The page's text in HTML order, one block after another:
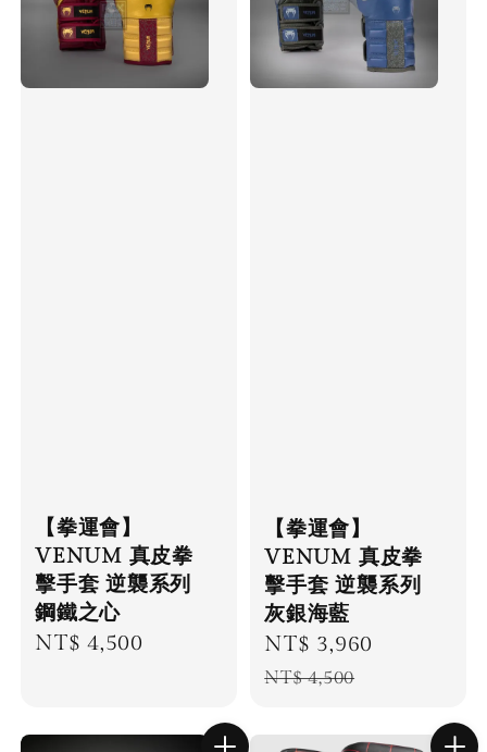
【拳運會】
VENUM 真皮拳
擊手套 逆襲系列
鋼鐵之心
Regular
NT$ 4,500
【拳運會】
VENUM 真皮拳
擊手套 逆襲系列
灰銀海藍
Sale
price
NT$ 3,960
NT$ 4,500